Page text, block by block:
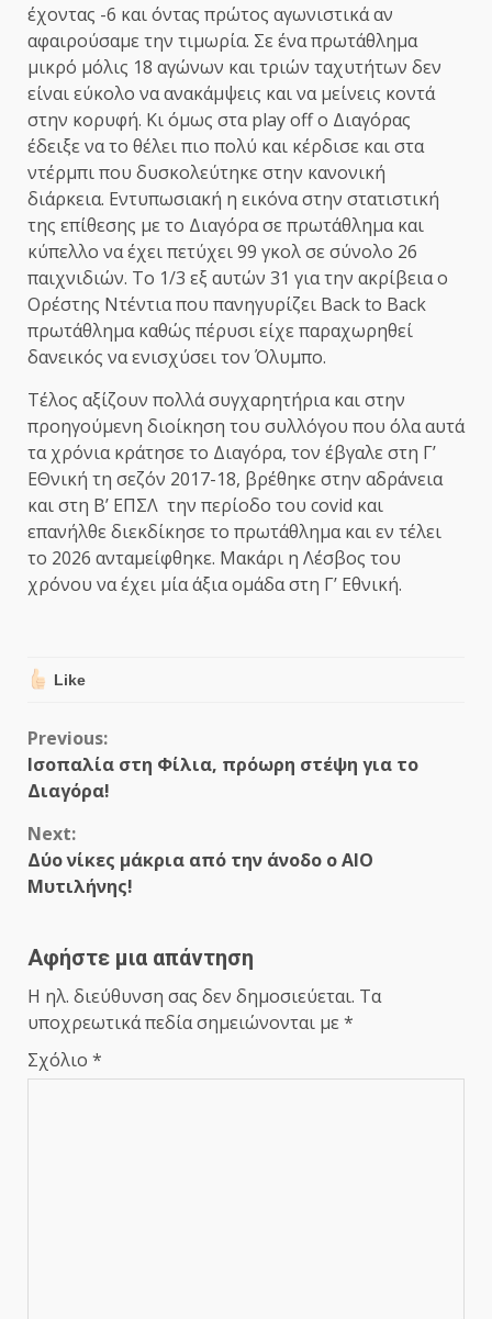
έχοντας -6 και όντας πρώτος αγωνιστικά αν
αφαιρούσαμε την τιμωρία. Σε ένα πρωτάθλημα
μικρό μόλις 18 αγώνων και τριών ταχυτήτων δεν
είναι εύκολο να ανακάμψεις και να μείνεις κοντά
στην κορυφή. Κι όμως στα play off ο Διαγόρας
έδειξε να το θέλει πιο πολύ και κέρδισε και στα
ντέρμπι που δυσκολεύτηκε στην κανονική
διάρκεια. Εντυπωσιακή η εικόνα στην στατιστική
της επίθεσης με το Διαγόρα σε πρωτάθλημα και
κύπελλο να έχει πετύχει 99 γκολ σε σύνολο 26
παιχνιδιών. Το 1/3 εξ αυτών 31 για την ακρίβεια ο
Ορέστης Ντέντια που πανηγυρίζει Back to Back
πρωτάθλημα καθώς πέρυσι είχε παραχωρηθεί
δανεικός να ενισχύσει τον Όλυμπο.
Τέλος αξίζουν πολλά συγχαρητήρια και στην
προηγούμενη διοίκηση του συλλόγου που όλα αυτά
τα χρόνια κράτησε το Διαγόρα, τον έβγαλε στη Γ’
ΕΘνική τη σεζόν 2017-18, βρέθηκε στην αδράνεια
και στη Β’ ΕΠΣΛ την περίοδο του covid και
επανήλθε διεκδίκησε το πρωτάθλημα και εν τέλει
το 2026 ανταμείφθηκε. Mακάρι η Λέσβος του
χρόνου να έχει μία άξια ομάδα στη Γ’ Εθνική.
Like
Continue
Reading
Previous:
Ισοπαλία στη Φίλια, πρόωρη στέψη για το
Διαγόρα!
Next:
Δύο νίκες μάκρια από την άνοδο ο ΑΙΟ
Μυτιλήνης!
Αφήστε μια απάντηση
Η ηλ. διεύθυνση σας δεν δημοσιεύεται. Τα
υποχρεωτικά πεδία σημειώνονται με *
Σχόλιο *